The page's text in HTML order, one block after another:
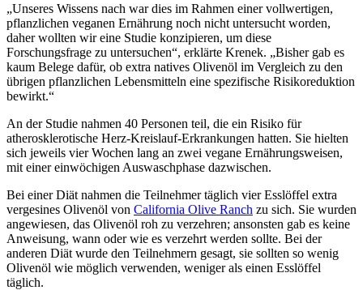
„Unseres Wissens nach war dies im Rahmen einer vollwertigen,
pflanzlichen veganen Ernährung noch nicht untersucht worden,
daher wollten wir eine Studie konzipieren, um diese
Forschungsfrage zu untersuchen“, erklärte Krenek. „Bishergab es
kaum Belege dafür, ob extra natives Olivenöl im Vergleich zu den
übrigen pflanzlichen Lebensmitteln eine spezifische Risikoreduktion
bewirkt.“
An der Studie nahmen 40 Personen teil, die ein Risiko für
atherosklerotische Herz-Kreislauf-Erkrankungen hatten. Sie hielten
sich jeweils vier Wochen lang an zwei vegane Ernährungsweisen,
mit einer einwöchigen Auswaschphase dazwischen.
Bei einer Diät nahmen die Teil­neh­mer täglich vier Esslöffel extra
ver­ge­sines Olivenöl von California Olive Ranch zu sich. Sie wurden
an­ge­wiesen, das Olivenöl roh zu ver­zehren; ansonsten gab es keine
An­wei­sung, wann oder wie es ver­zehrt werden sollte. Bei der
anderen Diät wurde den Teilnehmern gesagt, sie sollten so wenig
Olivenöl wie möglich verwenden, weniger als einen Esslöffel
täglich.